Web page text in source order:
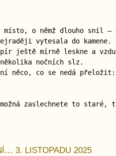
místo, o němž dlouho
vytesala do kamene.
mírně leskne a
nočních slz.
co se nedá přeložit:
zaslechnete to staré,
3. LISTOPADU 2025